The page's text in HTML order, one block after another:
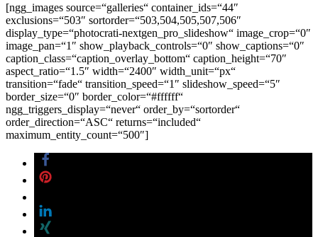
[ngg_images source=“galleries“ container_ids=“44″
exclusions=“503″ sortorder=“503,504,505,507,506″
display_type=“photocrati-nextgen_pro_slideshow“ image_crop=“0″
image_pan=“1″ show_playback_controls=“0″ show_captions=“0″
caption_class=“caption_overlay_bottom“ caption_height=“70″
aspect_ratio=“1.5″ width=“2400″ width_unit=“px“
transition=“fade“ transition_speed=“1″ slideshow_speed=“5″
border_size=“0″ border_color=“#ffffff“
ngg_triggers_display=“never“ order_by=“sortorder“
order_direction=“ASC“ returns=“included“
maximum_entity_count=“500″]